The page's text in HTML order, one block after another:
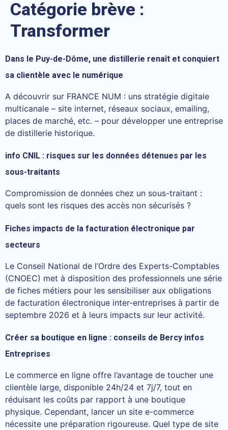
Catégorie brève :
Transformer
Dans le Puy-de-Dôme, une distillerie renaît et conquiert
sa clientèle avec le numérique
A découvrir sur FRANCE NUM : uns stratégie digitale
multicanale – site internet, réseaux sociaux, emailing,
places de marché, etc. – pour développer une entreprise
de distillerie historique.
info CNIL : risques sur les données détenues par les
sous-traitants
Compromission de données chez un sous-traitant :
quels sont les risques des accès non sécurisés ?
Fiches impacts de la facturation électronique par
secteurs
Le Conseil National de l’Ordre des Experts-Comptables
(CNOEC) met à disposition des professionnels une série
de fiches métiers pour les sensibiliser aux obligations
de facturation électronique inter-entreprises à partir de
septembre 2026 et à leurs impacts sur leur activité.
Créer sa boutique en ligne : conseils de Bercy infos
Entreprises
Le commerce en ligne offre l’avantage de toucher une
clientèle large, disponible 24h/24 et 7j/7, tout en
réduisant les coûts par rapport à une boutique
physique. Cependant, lancer un site e-commerce
nécessite une préparation rigoureuse. Quel type de site